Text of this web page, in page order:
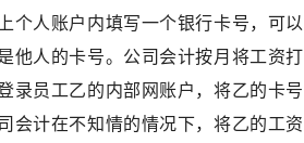
个人账户内填写一个银行卡号，可以
他人的卡号。公司会计按月将工资打
录员工乙的内部网账户，将乙的卡号
会计在不知情的情况下，将乙的工资